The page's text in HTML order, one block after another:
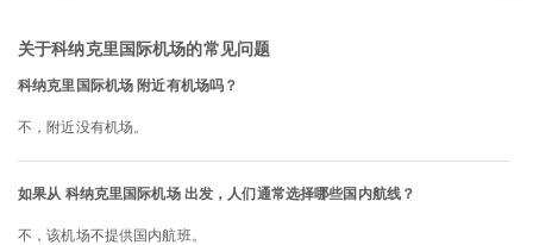
关于科纳克里国际机场的常见问题
科纳克里国际机场 附近有机场吗？
不，附近没有机场。
如果从 科纳克里国际机场 出发，人们通常选择哪些国内航线？
不，该机场不提供国内航班。